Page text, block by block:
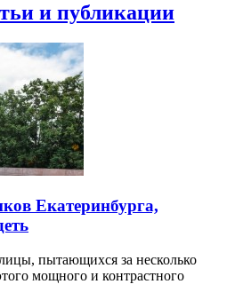
и публикации
Екатеринбурга,
пытающихся за несколько
мощного и контрастного